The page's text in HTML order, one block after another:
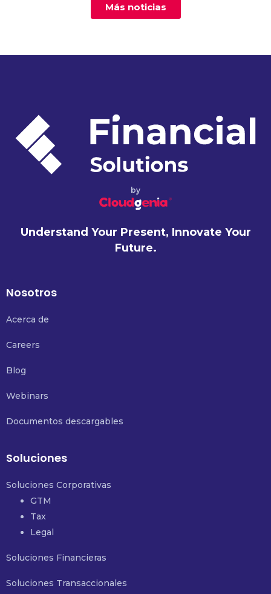
Más noticias
by
Understand Your Present, Innovate Your
Future.
Nosotros
Acerca de
Careers
Blog
Webinars
Documentos descargables
Soluciones
Soluciones Corporativas
GTM
Tax
Legal
Soluciones Financieras
Soluciones Transaccionales